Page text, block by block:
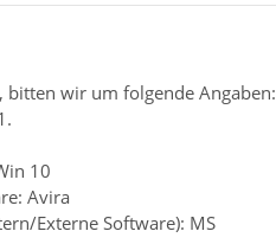
bitten wir um folgende Angaben:
10
Avira
Externe Software): MS